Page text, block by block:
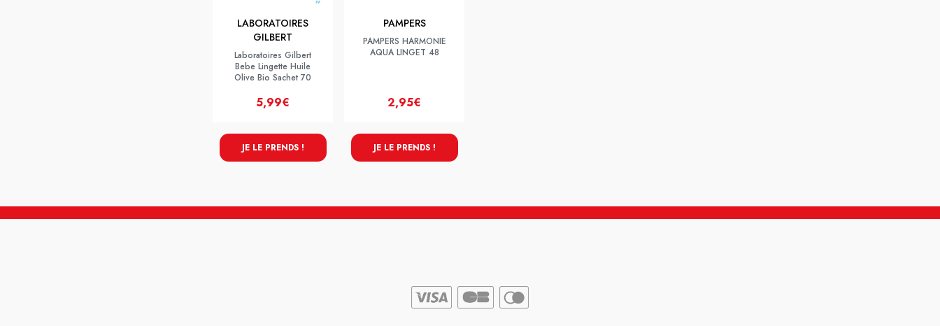
LABORATOIRES
GILBERT
Laboratoires Gilbert
Bebe Lingette Huile
Olive Bio Sachet 70
5,99€
JE LE PRENDS !
PAMPERS
PAMPERS HARMONIE
AQUA LINGET 48
2,95€
JE LE PRENDS !